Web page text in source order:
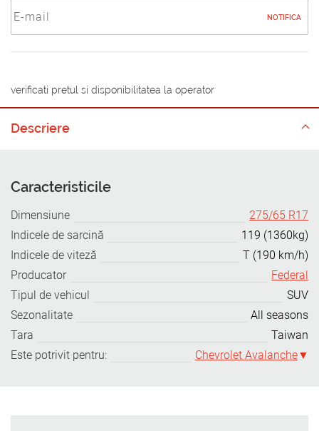
NOTIFICA
verificati pretul si disponibilitatea la operator
Descriere
Caracteristicile
Dimensiune
275/65 R17
Indicele de sarcină
119 (1360kg)
Indicele de viteză
T (190 km/h)
Producator
Federal
Tipul de vehicul
SUV
Sezonalitate
All seasons
Tara
Taiwan
Este potrivit pentru:
Chevrolet Avalanche